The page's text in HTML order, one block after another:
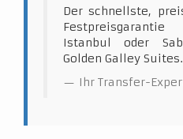
Der schnellste,
Istanbul oder
Golden Galley Suites.
Ihr Transfer-